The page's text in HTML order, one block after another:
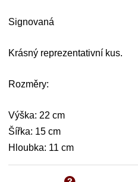
Signovaná
Krásný reprezentativní kus.
Rozměry:
Výška: 22 cm
Šířka: 15 cm
Hloubka: 11 cm